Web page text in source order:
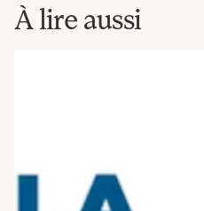
À lire aussi